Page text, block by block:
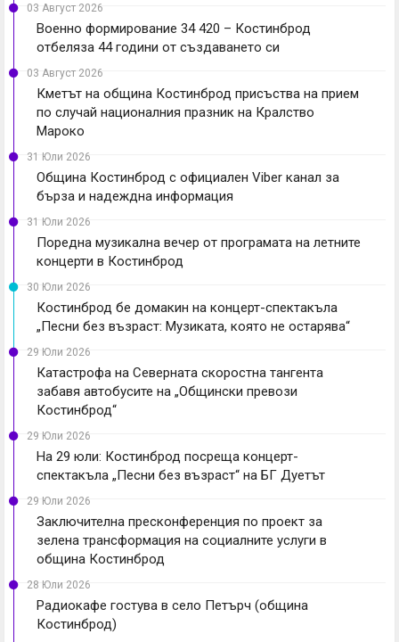
03 Август 2026
Военно формирование 34 420 – Костинброд
отбеляза 44 години от създаването си
03 Август 2026
Кметът на община Костинброд присъства на прием
по случай националния празник на Кралство
Мароко
31 Юли 2026
Община Костинброд с официален Viber канал за
бърза и надеждна информация
31 Юли 2026
Поредна музикална вечер от програмата на летните
концерти в Костинброд
30 Юли 2026
Костинброд бе домакин на концерт-спектакъла
„Песни без възраст: Музиката, която не остарява“
29 Юли 2026
Катастрофа на Северната скоростна тангента
забавя автобусите на „Общински превози
Костинброд“
29 Юли 2026
На 29 юли: Костинброд посреща концерт-
спектакъла „Песни без възраст“ на БГ Дуетът
29 Юли 2026
Заключителна пресконференция по проект за
зелена трансформация на социалните услуги в
община Костинброд
28 Юли 2026
Радиокафе гостува в село Петърч (община
Костинброд)